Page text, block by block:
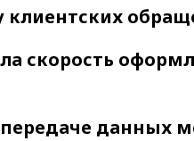
скорость
данных